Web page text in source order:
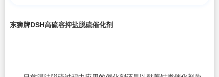
东狮牌DSH高硫容抑盐脱硫催化剂